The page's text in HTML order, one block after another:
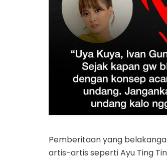
Pemberitaan yang
artis-artis seperti Ayu Ting